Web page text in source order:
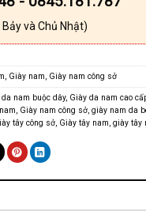
và Chủ Nhật)
, Giày nam, Giày nam công sở
nam buộc dây, Giày da nam cao
, Giày nam công sở, giày nam da
tây công sở, Giày tây nam, giày tây